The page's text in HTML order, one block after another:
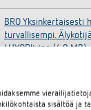
BRO Yksinkertaisesti
turvallisempi.
LUXORliving (4,0 MB)
sisältöä ja